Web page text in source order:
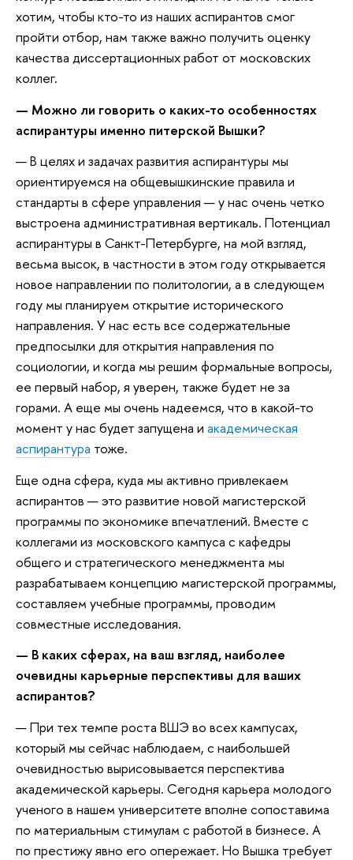
хотим, чтобы кто-то из наших аспирантов смог
пройти отбор, нам также важно получить оценку
качества диссертационных работ от московских
коллег.
— Можно ли говорить о каких-то особенностях
аспирантуры именно питерской Вышки?
— В целях и задачах развития аспирантуры мы
ориентируемся на общевышкинские правила и
стандарты в сфере управления — у нас очень четко
выстроена административная вертикаль. Потенциал
аспирантуры в Санкт-Петербурге, на мой взгляд,
весьма высок, в частности в этом году открывается
новое направлении по политологии, а в следующем
году мы планируем открытие исторического
направления. У нас есть все содержательные
предпосылки для открытия направления по
социологии, и когда мы решим формальные вопросы,
ее первый набор, я уверен, также будет не за
горами. А еще мы очень надеемся, что в какой-то
момент у нас будет запущена и академическая
аспирантура тоже.
Еще одна сфера, куда мы активно привлекаем
аспирантов — это развитие новой магистерской
программы по экономике впечатлений. Вместе с
коллегами из московского кампуса с кафедры
общего и стратегического менеджмента мы
разрабатываем концепцию магистерской программы,
составляем учебные программы, проводим
совместные исследования.
— В каких сферах, на ваш взгляд, наиболее
очевидны карьерные перспективы для ваших
аспирантов?
— При тех темпе роста ВШЭ во всех кампусах,
который мы сейчас наблюдаем, с наибольшей
очевидностью вырисовывается перспектива
академической карьеры. Сегодня карьера молодого
ученого в нашем университете вполне сопоставима
по материальным стимулам с работой в бизнесе. А
по престижу явно его опережает. Но Вышка требует